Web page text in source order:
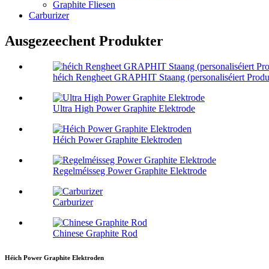
Graphite Fliesen
Carburizer
Ausgezeechent Produkter
héich Rengheet GRAPHIT Staang (personaliséiert
Ultra High Power Graphite Elektrode
Héich Power Graphite Elektroden
Regelméisseg Power Graphite Elektrode
Carburizer
Chinese Graphite Rod
Héich Power Graphite Elektroden